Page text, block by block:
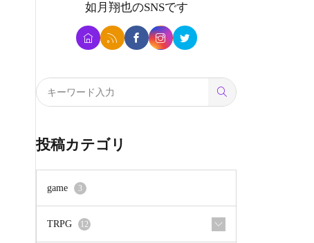
如月翔也のSNSです
投稿カテゴリ
game 3
TRPG 12